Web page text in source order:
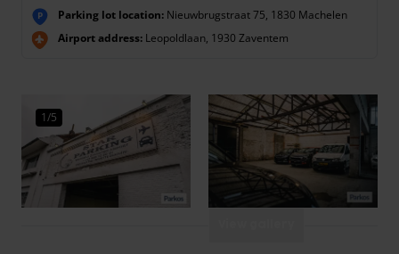
P Parking lot location: Nieuwbrugstraat 75, 1830 Machelen
Airport address: Leopoldlaan, 1930 Zaventem
1/5